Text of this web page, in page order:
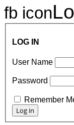
fb icon
LOG IN
User Name
Password
Remember